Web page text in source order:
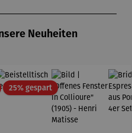
Neuheiten
25% gespartRabatt